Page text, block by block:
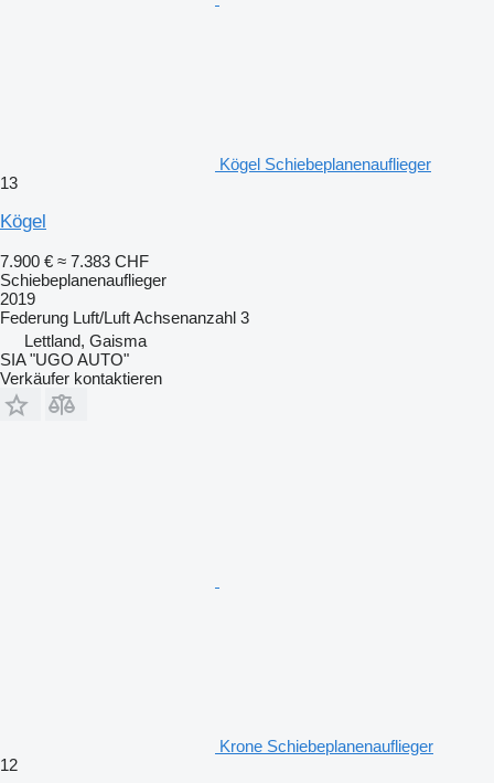
Kögel Schiebeplanenauflieger
13
Kögel
7.900 € ≈ 7.383 CHF
Schiebeplanenauflieger
2019
Federung Luft/LuftAchsenanzahl 3
Lettland, Gaisma
SIA "UGO AUTO"
Verkäufer kontaktieren
Krone Schiebeplanenauflieger
12